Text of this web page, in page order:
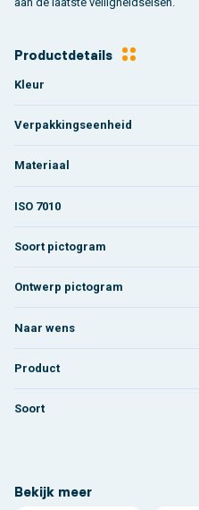
Productdetails
Kleur
Verpakkingseenheid
Materiaal
ISO 7010
Soort pictogram
Ontwerp pictogram
Naar wens
Product
Soort
Bekijk meer